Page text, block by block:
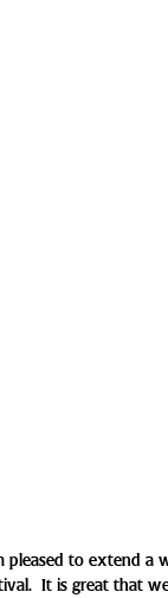
pleased to extend
It is great that